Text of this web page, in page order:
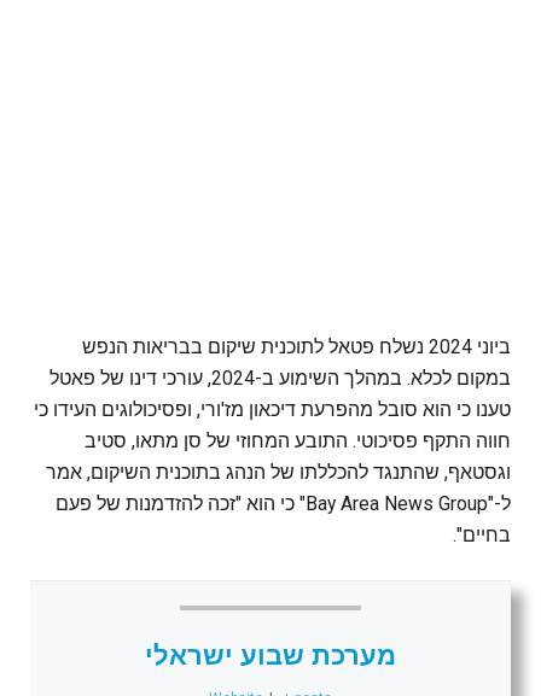
ביוני 2024 נשלח פטאל לתוכנית שיקום בבריאות הנפש
במקום לכלא. במהלך השימוע ב-2024, עורכי דינו של פאטל
טענו כי הוא סובל מהפרעת דיכאון מז'ורי, ופסיכולוגים העידו כי
חווה התקף פסיכוטי. התובע המחוזי של סן מתאו, סטיב
וגסטאף, שהתנגד להכללתו של הנהג בתוכנית השיקום, אמר
ל-"Bay Area News Group" כי הוא "זכה להזדמנות של פעם
בחיים".
מערכת שבוע ישראלי